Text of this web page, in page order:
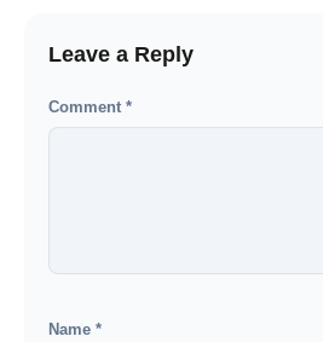
Leave a Reply
Comment *
Name *